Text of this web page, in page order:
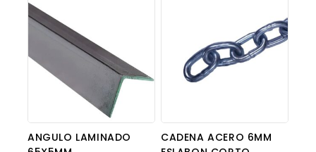
ANGULO LAMINADO
CADENA ACERO 6MM